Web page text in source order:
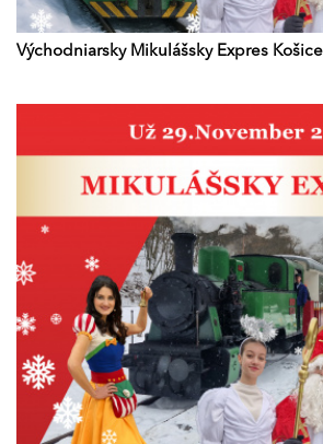
Východniarsky Mikulášsky Expres